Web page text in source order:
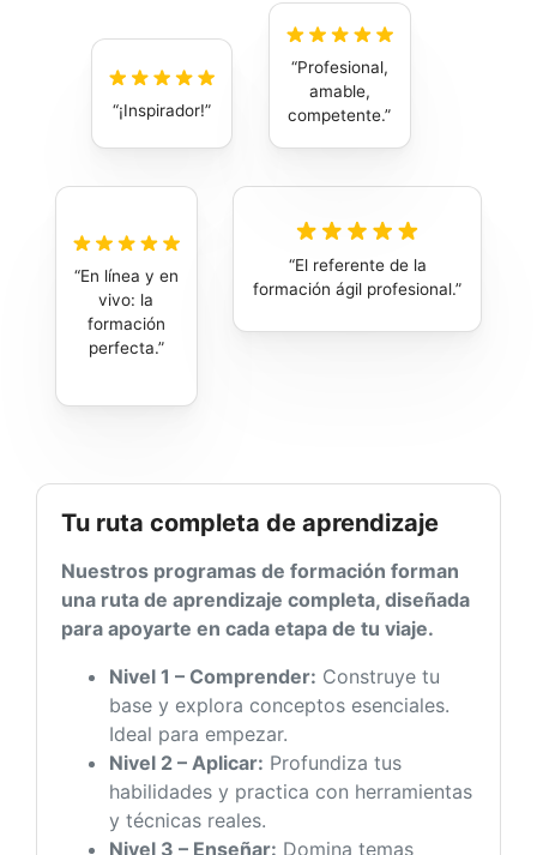
¡Inspirador!
En línea y en
vivo: la
formación
perfecta.
El referente de la
formación ágil profesional.
Profesional,
amable,
competente.
Tu ruta completa de aprendizaje
Nuestros programas de formación forman
una ruta de aprendizaje completa, diseñada
para apoyarte en cada etapa de tu viaje.
Nivel 1 – Comprender: Construye tu
base y explora conceptos esenciales.
Ideal para empezar.
Nivel 2 – Aplicar: Profundiza tus
habilidades y practica con herramientas
y técnicas reales.
Nivel 3 – Enseñar: Domina temas